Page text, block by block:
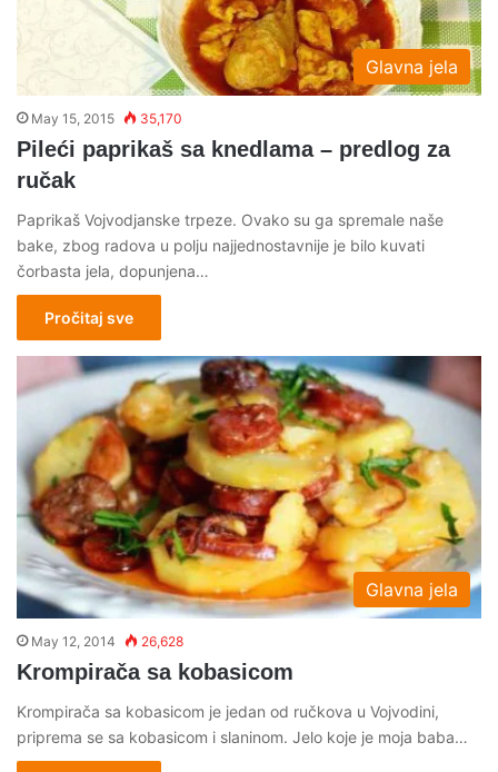
Glavna jela
May 15, 2015 35,170
Pileći paprikaš sa knedlama – predlog za
ručak
Paprikaš Vojvodjanske trpeze. Ovako su ga spremale naše
bake, zbog radova u polju najjednostavnije je bilo kuvati
čorbasta jela, dopunjena…
Pročitaj sve
Glavna jela
May 12, 2014 26,628
Krompirača sa kobasicom
Krompirača sa kobasicom je jedan od ručkova u Vojvodini,
priprema se sa kobasicom i slaninom. Jelo koje je moja baba…